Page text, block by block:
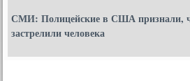
СМИ: Полицейские в США признали,
застрелили человека